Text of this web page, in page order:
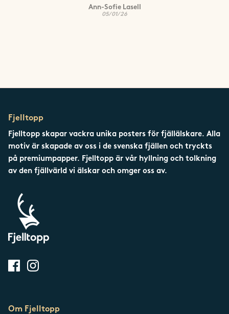
Ann-Sofie Lasell
05/01/26
Fjelltopp
Fjelltopp skapar vackra unika posters för fjällälskare. Alla
motiv är skapade av oss i de svenska fjällen och tryckts
på premiumpapper. Fjelltopp är vår hyllning och tolkning
av den fjällvärld vi älskar och omger oss av.
Om Fjelltopp